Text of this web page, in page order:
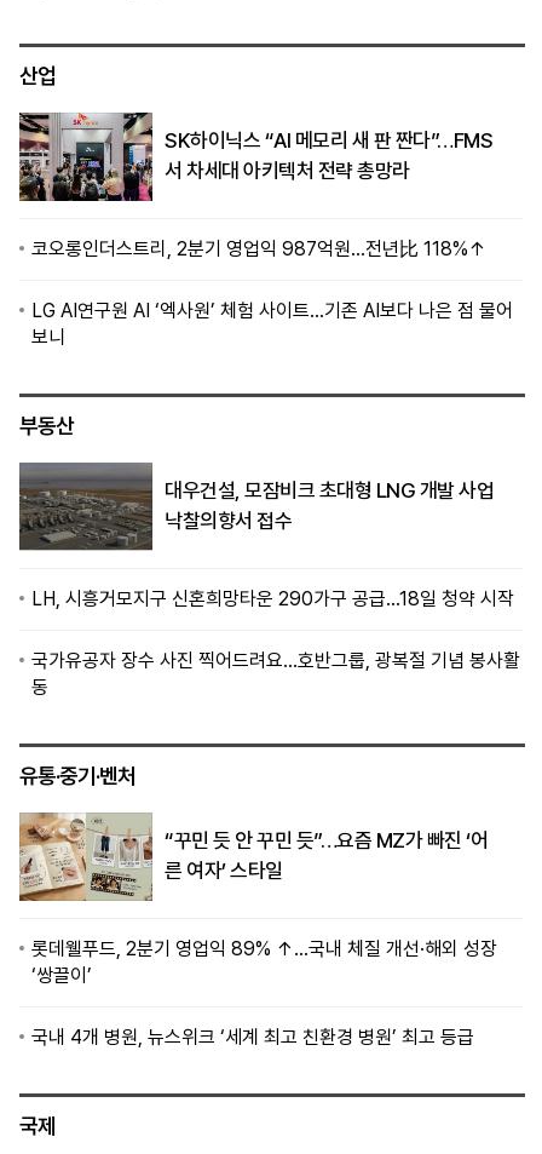
산업
SK하이닉스 “AI 메모리 새 판 짠다”…FMS
서 차세대 아키텍처 전략 총망라
코오롱인더스트리, 2분기 영업익 987억원…전년比 118%↑
LG AI연구원 AI ‘엑사원’ 체험 사이트…기존 AI보다 나은 점 물어
보니
부동산
대우건설, 모잠비크 초대형 LNG 개발 사업
낙찰의향서 접수
LH, 시흥거모지구 신혼희망타운 290가구 공급…18일 청약 시작
국가유공자 장수 사진 찍어드려요…호반그룹, 광복절 기념 봉사활
동
유통·중기·벤처
“꾸민 듯 안 꾸민 듯”…요즘 MZ가 빠진 ‘어
른 여자’ 스타일
롯데웰푸드, 2분기 영업익 89% ↑…국내 체질 개선·해외 성장
‘쌍끌이’
국내 4개 병원, 뉴스위크 ‘세계 최고 친환경 병원’ 최고 등급
국제